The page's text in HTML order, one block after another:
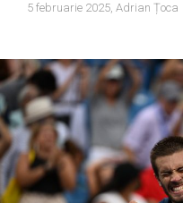
5 februarie 2025, Adrian Țoca